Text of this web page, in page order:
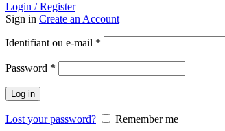
Login / Register
Sign in Create an Account
Identifiant ou e-mail *
Password *
Log in
Lost your password?
Remember me